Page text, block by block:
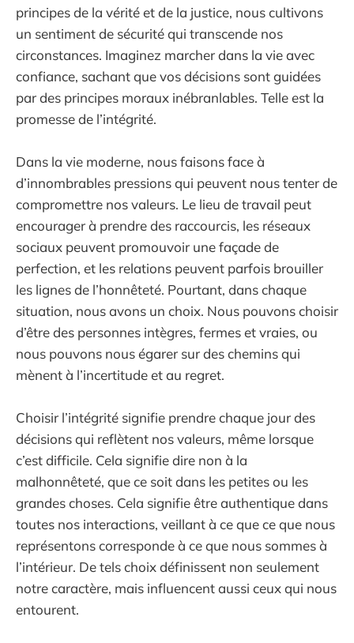
principes de la vérité et de la justice, nous cultivons
un sentiment de sécurité qui transcende nos
circonstances. Imaginez marcher dans la vie avec
confiance, sachant que vos décisions sont guidées
par des principes moraux inébranlables. Telle est la
promesse de l’intégrité.
Dans la vie moderne, nous faisons face à
d’innombrables pressions qui peuvent nous tenter de
compromettre nos valeurs. Le lieu de travail peut
encourager à prendre des raccourcis, les réseaux
sociaux peuvent promouvoir une façade de
perfection, et les relations peuvent parfois brouiller
les lignes de l’honnêteté. Pourtant, dans chaque
situation, nous avons un choix. Nous pouvons choisir
d’être des personnes intègres, fermes et vraies, ou
nous pouvons nous égarer sur des chemins qui
mènent à l’incertitude et au regret.
Choisir l’intégrité signifie prendre chaque jour des
décisions qui reflètent nos valeurs, même lorsque
c’est difficile. Cela signifie dire non à la
malhonnêteté, que ce soit dans les petites ou les
grandes choses. Cela signifie être authentique dans
toutes nos interactions, veillant à ce que ce que nous
représentons corresponde à ce que nous sommes à
l’intérieur. De tels choix définissent non seulement
notre caractère, mais influencent aussi ceux qui nous
entourent.